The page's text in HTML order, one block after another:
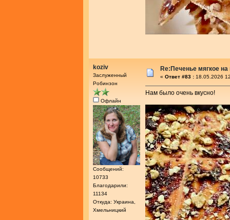
koziv
Заслуженный
Робинзон
Офлайн
Сообщений:
10733
Благодарили:
11134
Откуда: Украина,
Хмельницкий
Re:Печенье мягкое
« Ответ #83 : 18.05.2026
Нам было очень вкусно!